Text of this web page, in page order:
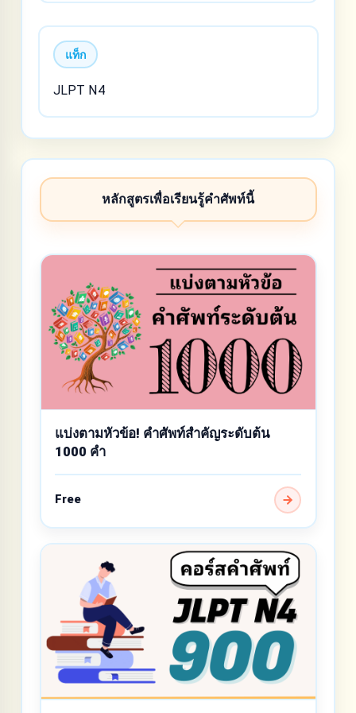
แท็ก
JLPT N4
หลักสูตรเพื่อเรียนรู้คำศัพท์นี้
แบ่งตามหัวข้อ! คำศัพท์สำคัญระดับต้น
1000 คำ
Free